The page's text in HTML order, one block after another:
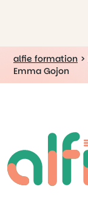
alfie formation >
Emma Gojon